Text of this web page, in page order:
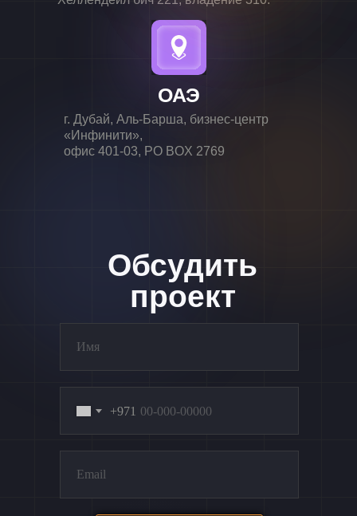
ОАЭ
г. Дубай, Аль-Барша, бизнес-центр
«Инфинити»,
офис 401-03, PO BOX 2769
Обсудить
проект
+971